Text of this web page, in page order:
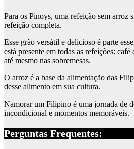
Para os Pinoys, uma refeição sem arroz
refeição completa.
Esse grão versátil e delicioso é parte
está presente em todas as refeições:
até mesmo nas sobremesas.
O arroz é a base da alimentação das
desse alimento em sua cultura.
Namorar um Filipino é uma jornada de
incondicional e momentos memoráveis.
Perguntas Frequentes: